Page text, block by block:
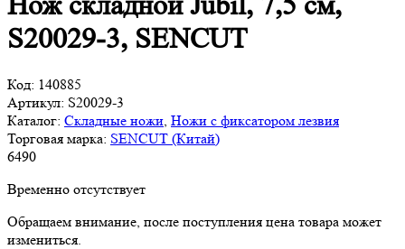
S20029-3, SENCUT
Код: 140885
Артикул: S20029-3
Каталог: Складные ножи Ножи с фиксатором лезвия
Торговая марка: SENCUT (Китай)
6490
Временно отсутствует
Обращаем внимание, после поступления цена товара может
измениться.